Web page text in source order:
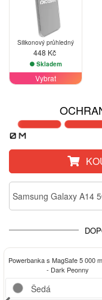
Silikonový průhledný
448 Kč
Skladem
Vybrat
Samsung Galaxy A14
Powerbanka s MagSafe 5 000
- Dark Peonny